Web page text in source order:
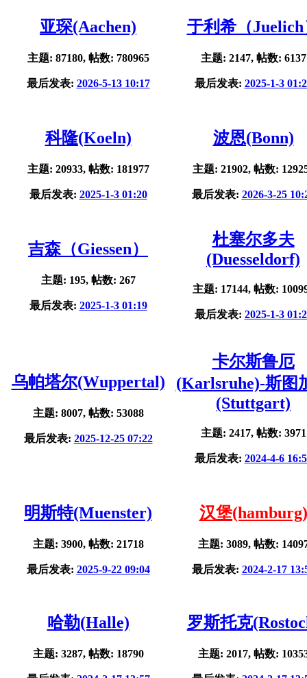
亚琛(Aachen)
主题: 87180, 帖数: 780965
最后发表: 2026-5-13 10:17
于利希（Juelich
主题: 2147, 帖数: 6137
最后发表: 2025-1-3
科隆(Koeln)
主题: 20933, 帖数: 181977
最后发表: 2025-1-3 01:20
波恩(Bonn)
主题: 21902, 帖数:
最后发表: 2026-3-25
吉森（Giessen）
主题: 195, 帖数: 267
最后发表: 2025-1-3 01:19
杜塞尔多夫
(Duesseldorf)
主题: 17144, 帖数:
最后发表: 2025-1-3
乌帕塔尔(Wuppertal)
主题: 8007, 帖数: 53088
最后发表: 2025-12-25 07:22
卡尔斯鲁厄
(Karlsruhe)-斯图
(Stuttgart)
主题: 2417, 帖数: 3971
最后发表: 2024-4-6
明斯特(Muenster)
主题: 3900, 帖数: 21718
最后发表: 2025-9-22 09:04
汉堡(hamburg)
主题: 3089, 帖数:
最后发表: 2024-2-17
哈勒(Halle)
主题: 3287, 帖数: 18790
罗斯托克
主题: 2017, 帖数: